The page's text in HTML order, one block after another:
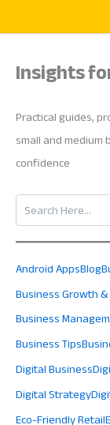
Insights
Practical guides,
small and medium
confidence
Search
Android AppsBlog
Business Growth
Business
Business Tips
Digital Business
Digital Strategy
Eco-Friendly Retail